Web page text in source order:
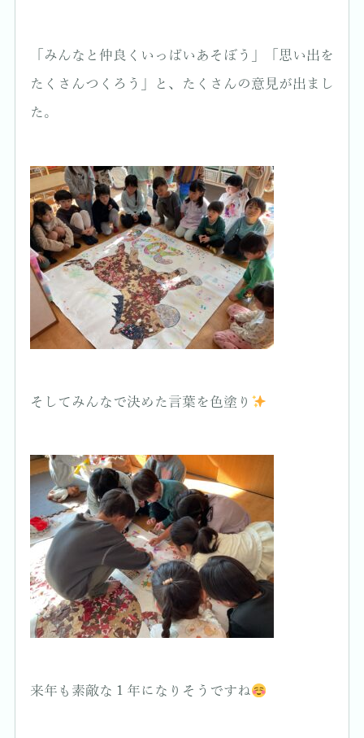
「みんなと仲良くいっぱいあそぼう」「思い出を
たくさんつくろう」と、たくさんの意見が出まし
た。
そしてみんなで決めた言葉を色塗り
来年も素敵な１年になりそうですね